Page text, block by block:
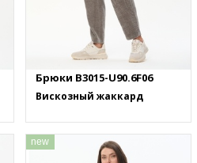
Брюки B3015-U90.6F06
Вискозный жаккард
new